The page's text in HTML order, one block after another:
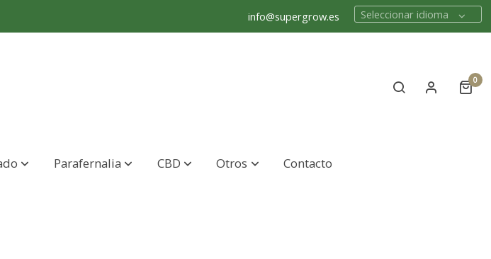
info@supergrow.es Seleccionar idioma
0
Parafernalia CBD Otros Contacto